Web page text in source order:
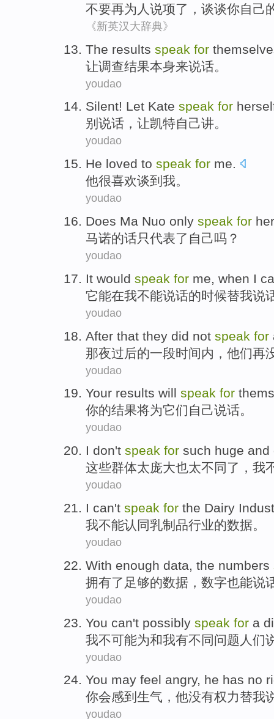
不要再为人 说项了 ，谈谈你自己
《新英汉大辞典》
The results speak for
让调查结果本身来说话。
youdao
Silent! Let Kate speak for
别说话， 让凯特自己讲。
youdao
He loved to speak for me.
他很喜欢谈到 我。
youdao
Does Ma Nuo only speak for
马诺的话只代表了 自己吗？
youdao
It would speak for me, when I
它能在我不能说话的时候替我说
youdao
After that they did not speak for
那夜过后的一段时间内， 他们再
youdao
Your results will speak for
你的结果将为它们自己说话。
youdao
I don't speak for such huge and
这些群体太庞大也太不同了， 我
youdao
I can't speak for the Dairy
我不能认同乳制品行业的数据。
youdao
With enough data, the numbers
拥有了足够的数据 ， 数字也能说
youdao
You can't possibly speak for a
我不可能为和我有不同问题 人们
youdao
You may feel angry, he has no
你会感到 生气 ， 他没有权力替我
youdao